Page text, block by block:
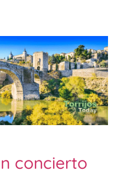
concierto